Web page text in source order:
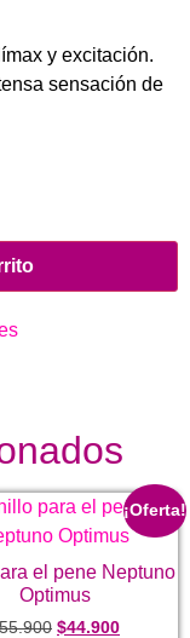
y excitación.
sensación de
¡Oferta!
el pene Neptuno
Optimus
55.900 $44.900